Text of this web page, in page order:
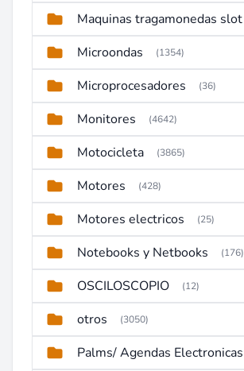
Maquinas tragamonedas slot
Microondas (1354)
Microprocesadores (36)
Monitores (4642)
Motocicleta (3865)
Motores (428)
Motores electricos (25)
Notebooks y Netbooks (176)
OSCILOSCOPIO (12)
otros (3050)
Palms/ Agendas Electronicas